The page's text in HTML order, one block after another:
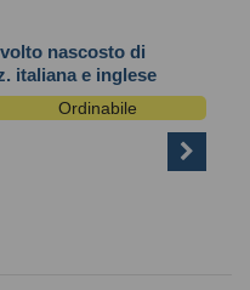
nascosto di
italiana e inglese
Ordinabile